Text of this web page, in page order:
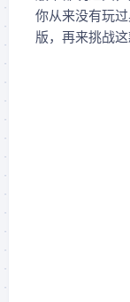
你从来没有玩
版，再来挑战这